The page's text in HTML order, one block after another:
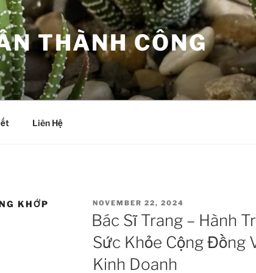
THÀNH CÔNG
Liên Hệ
KHỚP
POSTED
ON
NOVEMBER 22, 2024
Bác Sĩ Trang – Hành
Sức Khỏe Cộng Đồng
Kinh Doanh